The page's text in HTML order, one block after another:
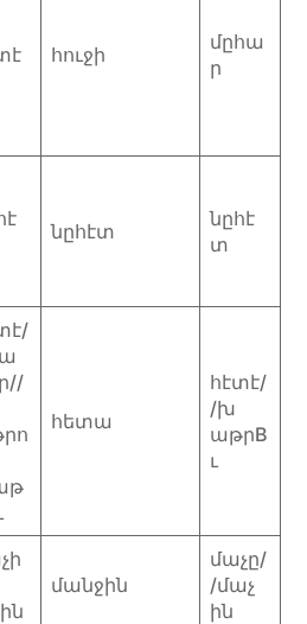
հուջի
մըհա
ր
նըհէտ
նըհէ
տ
հետա
հէտէ/
/խ
աթրB
ւ
մանջին
մաչը/
/մաչ
ին